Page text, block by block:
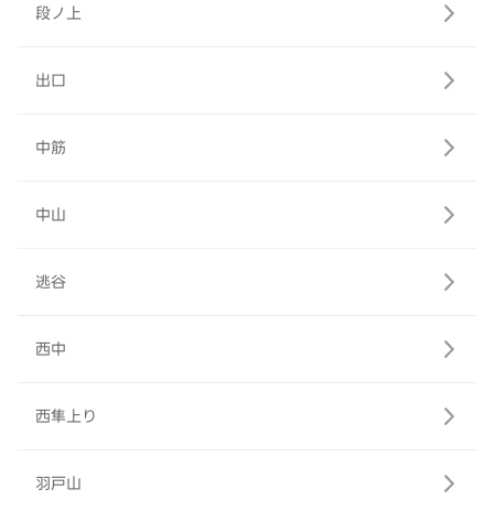
段ノ上
出口
中筋
中山
逃谷
西中
西隼上り
羽戸山